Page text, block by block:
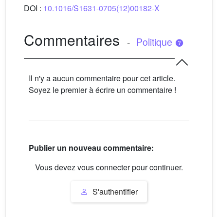
DOI : 10.1016/S1631-0705(12)00182-X
Commentaires - Politique
Il n'y a aucun commentaire pour cet article.
Soyez le premier à écrire un commentaire !
Publier un nouveau commentaire:
Vous devez vous connecter pour continuer.
S'authentifier